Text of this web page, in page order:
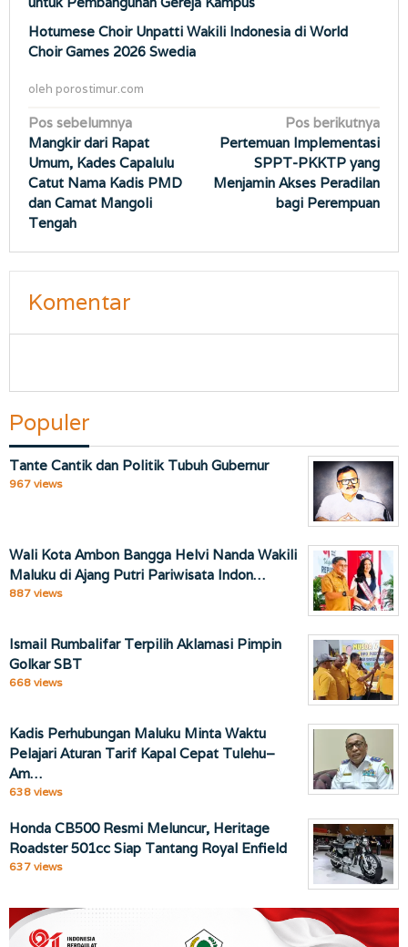
Hotumese Choir Unpatti Wakili Indonesia di World
Choir Games 2026 Swedia
oleh porostimur.com
Navigasi
pos
Pos sebelumnya
Mangkir dari Rapat
Umum, Kades Capalulu
Catut Nama Kadis PMD
dan Camat Mangoli
Tengah
Pos berikutnya
Pertemuan Implementasi
SPPT-PKKTP yang
Menjamin Akses Peradilan
bagi Perempuan
Komentar
Populer
Tante Cantik dan Politik Tubuh Gubernur
967 views
Wali Kota Ambon Bangga Helvi Nanda Wakili
Maluku di Ajang Putri Pariwisata Indon…
887 views
Ismail Rumbalifar Terpilih Aklamasi Pimpin
Golkar SBT
668 views
Kadis Perhubungan Maluku Minta Waktu
Pelajari Aturan Tarif Kapal Cepat Tulehu–
Am…
638 views
Honda CB500 Resmi Meluncur, Heritage
Roadster 501cc Siap Tantang Royal Enfield
637 views